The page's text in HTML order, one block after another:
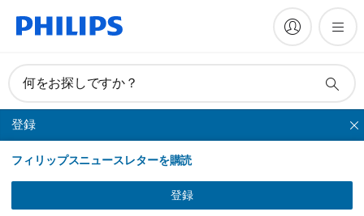
何をお探しですか？
登録
フィリップスニュースレターを購読
登録
ヒゲトリマー
マニュアルとドキュメント